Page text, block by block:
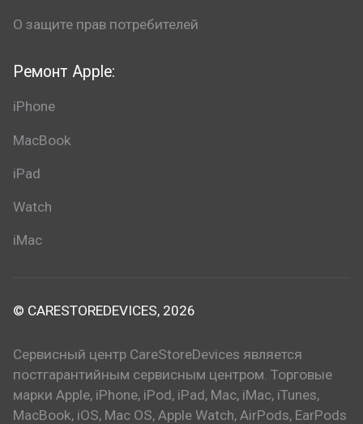
Ремонт Apple:
iPhone
MacBook
iPad
Watch
iMac
О защите прав потребителей
© CARESTOREDEVICES, 2026
Сервисный центр CareStoreDevices является
постгарантийным сервисным центром. Торговые
марки Apple, iPhone, iPod, iPad, Mac, iMac, iTunes,
MacBook, iOS, Mac OS, Apple Watch, AirPods, EarPods